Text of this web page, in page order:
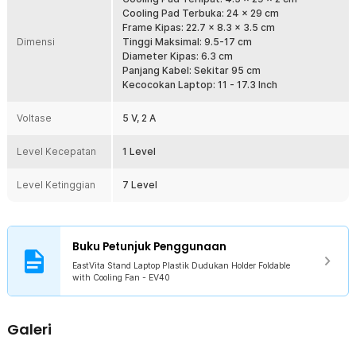
stand laptop tetap stabil selama digunakan.
Ukuran Universal untuk Semua
Menawarkan ukuran universal, gunakan stand laptop untuk
meletakkan berbagai barang. Mulai dari smartphone, tablet, buku,
hingga lapstop 17.3 Inch, semua bisa Anda letakkan di atas stand
Rincian yang Anda dapatkan untuk pembelian produk ini:
Cooling Fan - EV40
Dimensi
Cooling Pad Terbuka: 24 x 29 cm
Frame Kipas: 22.7 x 8.3 x 3.5 cm
Tinggi Maksimal: 9.5-17 cm
Diameter Kipas: 6.3 cm
Panjang Kabel: Sekitar 95 cm
Kecocokan Laptop: 11 - 17.3 Inch
Voltase 5 V, 2 A
Level Kecepatan 1 Level
Level Ketinggian 7 Level
Buku Petunjuk Penggunaan
EastVita Stand Laptop Plastik Dudukan Holder Foldable
with Cooling Fan - EV40
Galeri